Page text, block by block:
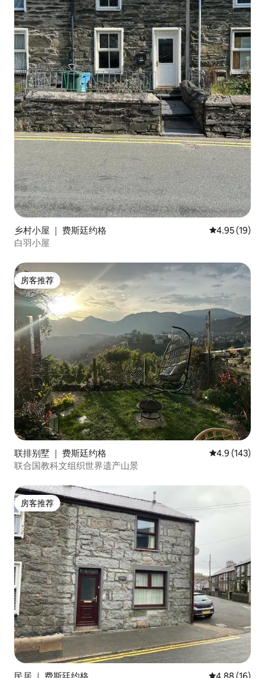
乡村小屋 ｜ 费斯廷约格 平均评分
4.95 (19)
白羽小屋
房客推荐
房客推荐
联排别墅 ｜ 费斯廷约格 平均评分 4.9
4.9 (143)
联合国教科文组织世界遗产山景
房客推荐
房客推荐